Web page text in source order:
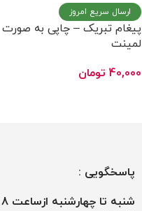
ارسال سریع امروز
پیغام تبریک – چاپی به صورت
لمینت
40,000 تومان
پاسخگویی :